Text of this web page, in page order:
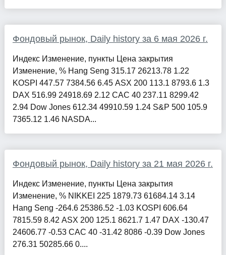
Фондовый рынок, Daily history за 6 мая 2026 г.
Индекс Изменение, пункты Цена закрытия
Изменение, % Hang Seng 315.17 26213.78 1.22
KOSPI 447.57 7384.56 6.45 ASX 200 113.1 8793.6 1.3
DAX 516.99 24918.69 2.12 CAC 40 237.11 8299.42
2.94 Dow Jones 612.34 49910.59 1.24 S&P 500 105.9
7365.12 1.46 NASDA...
Фондовый рынок, Daily history за 21 мая 2026 г.
Индекс Изменение, пункты Цена закрытия
Изменение, % NIKKEI 225 1879.73 61684.14 3.14
Hang Seng -264.6 25386.52 -1.03 KOSPI 606.64
7815.59 8.42 ASX 200 125.1 8621.7 1.47 DAX -130.47
24606.77 -0.53 CAC 40 -31.42 8086 -0.39 Dow Jones
276.31 50285.66 0....